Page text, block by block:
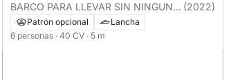
BARCO PARA LLEVAR SIN NINGUN
TITULO
(2022)
Patrón opcional
Lancha
6 personas · 40 CV · 5 m